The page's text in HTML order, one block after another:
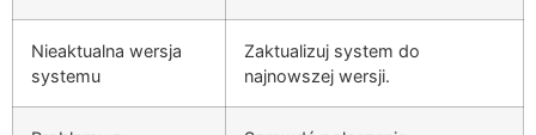
Nieaktualna wersja
systemu
Zaktualizuj system do
najnowszej wersji.